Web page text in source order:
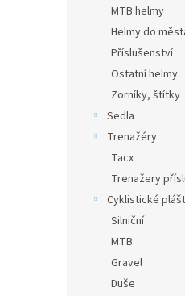
MTB helmy
Helmy do
Příslušenství
Ostatní helmy
Zorníky, štítky
Sedla
Trenažéry
Tacx
Trenažery
Cyklistické
Silniční
MTB
Gravel
Duše